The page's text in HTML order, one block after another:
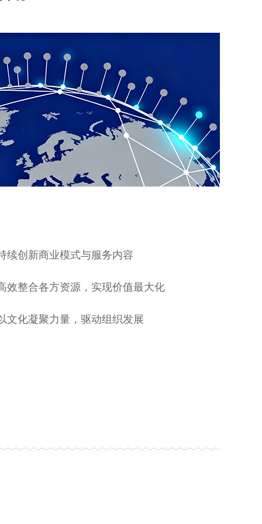
续创新商业模式与服务内容
效整合各方资源，实现价值最大化
文化凝聚力量，驱动组织发展